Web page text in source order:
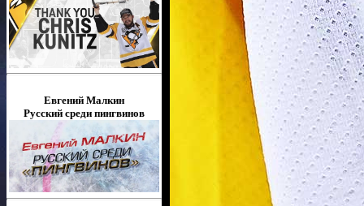
Евгений Малкин
Русский среди пингвинов